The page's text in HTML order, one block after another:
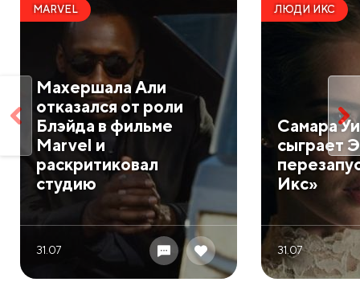
MARVEL
Махершала Али
отказался от роли
Блэйда в фильме
Marvel и
раскритиковал
студию
31.07
ЛЮДИ ИКС
Самара
сыграет
Икс»
31.07